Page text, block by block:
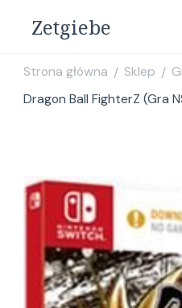
Zetgiebe
Strona główna / Sklep /
Dragon Ball FighterZ (Gra